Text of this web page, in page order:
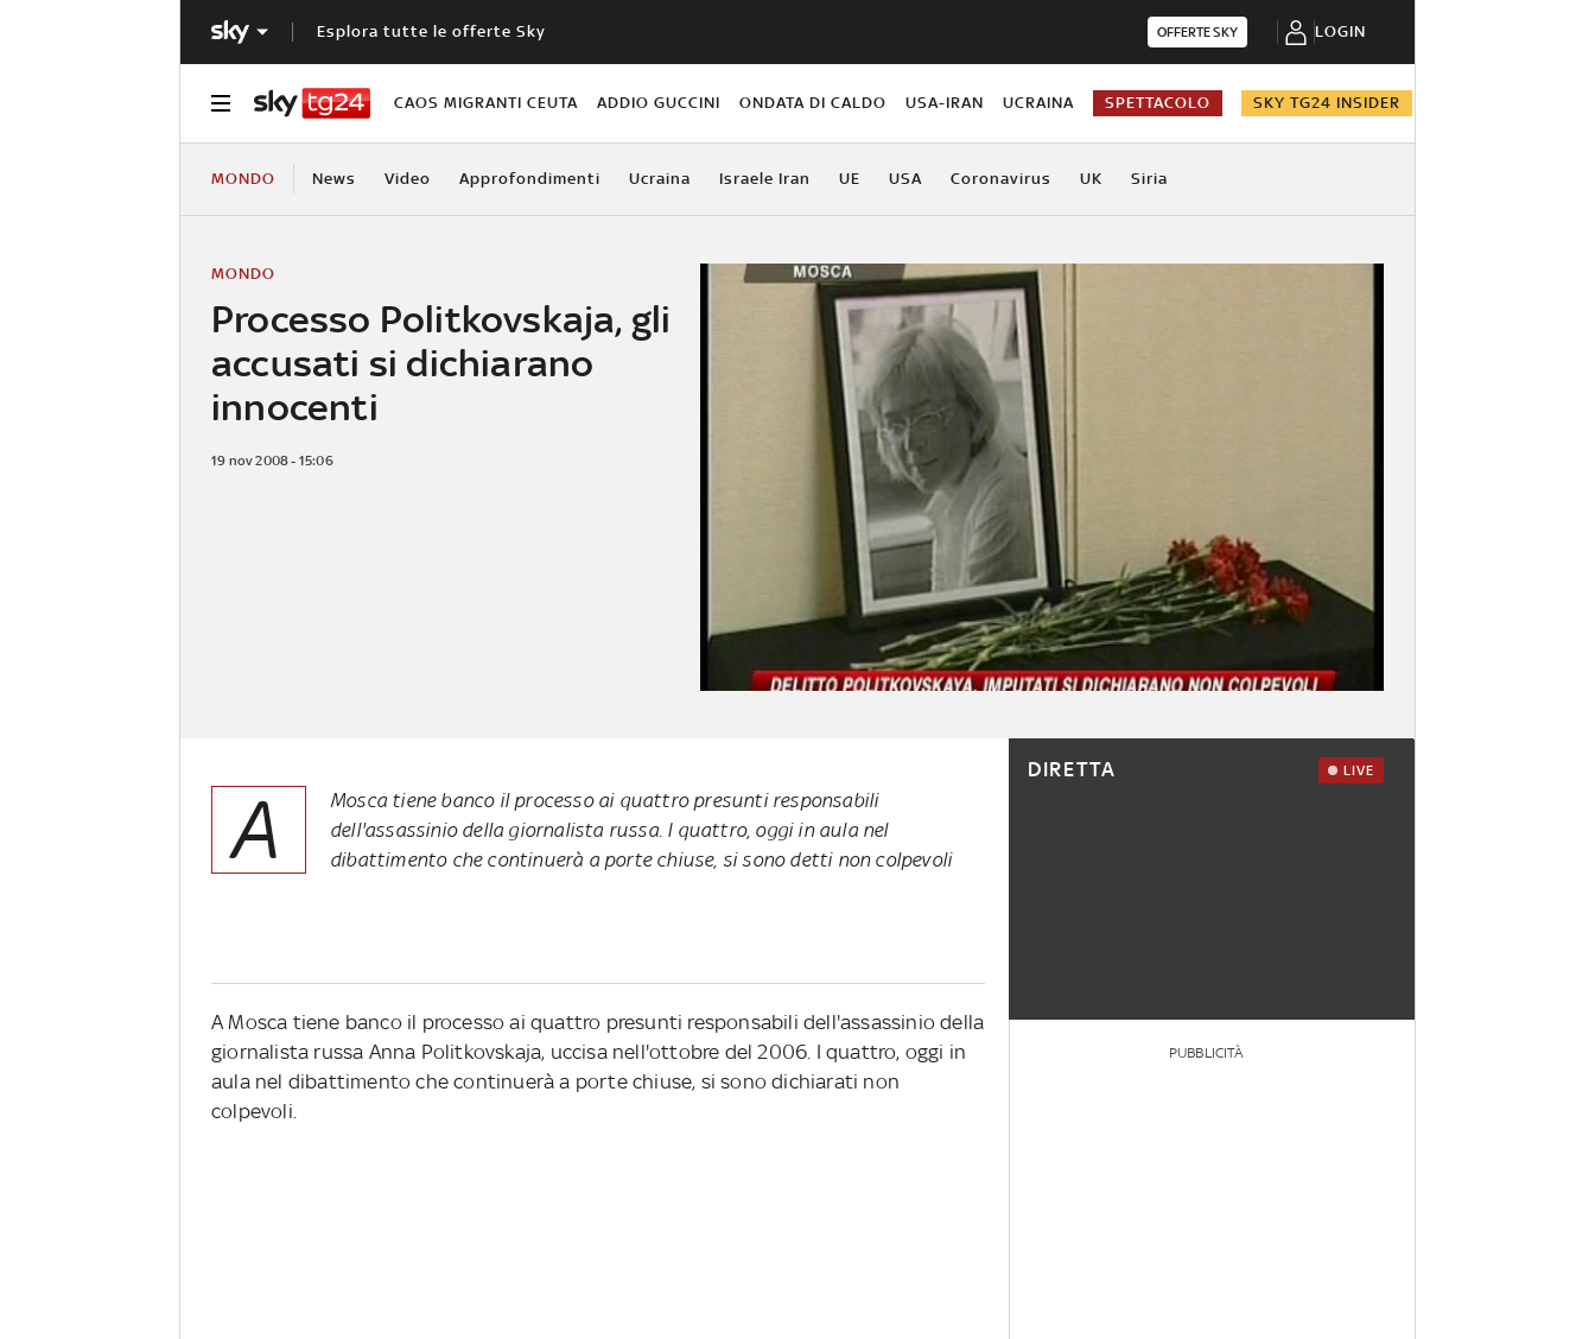
Esplora tutte le offerte Sky OFFERTE SKY LOGIN
CAOS MIGRANTI CEUTA ADDIO GUCCINI ONDATA DI CALDO USA-IRAN UCRAINA SPETTACOLO SKY TG24 INSIDER
MONDO News Video Approfondimenti Ucraina Israele Iran UE USA Coronavirus UK Siria
Processo Politkovskaja, gli
accusati si dichiarano
innocenti
MONDO
19 nov 2008 - 15:06
A
Mosca tiene banco il processo ai quattro presunti responsabili
dell'assassinio della giornalista russa. I quattro, oggi in aula nel
dibattimento che continuerà a porte chiuse, si sono detti non colpevoli
A Mosca tiene banco il processo ai quattro presunti responsabili dell'assassinio della
giornalista russa Anna Politkovskaja, uccisa nell'ottobre del 2006. I quattro, oggi in
aula nel dibattimento che continuerà a porte chiuse, si sono dichiarati non
colpevoli.
DIRETTA LIVE
PUBBLICITÀ